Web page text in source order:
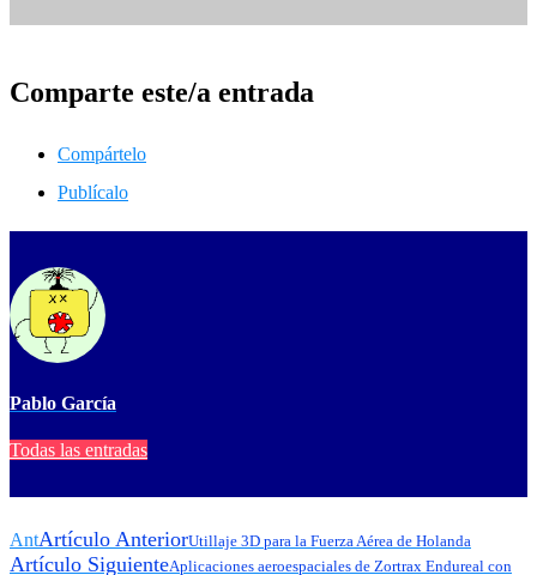
Comparte este/a entrada
Compártelo
Publícalo
Pablo García
Todas las entradas
AntArtículo AnteriorUtillaje 3D para la Fuerza Aérea de Holanda
Artículo SiguienteAplicaciones aeroespaciales de Zortrax Endureal con